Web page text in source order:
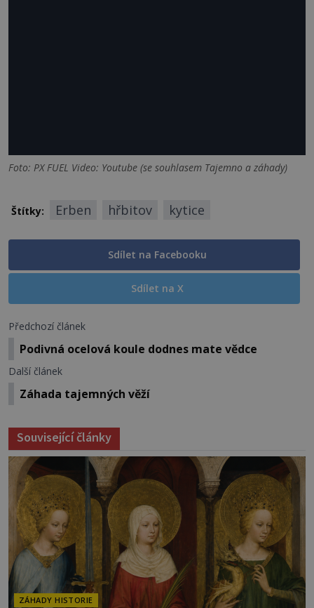
Foto: PX FUEL Video: Youtube (se souhlasem Tajemno a záhady)
Štítky: Erben hřbitov kytice
Sdílet na Facebooku
Sdílet na X
Předchozí článek
Podivná ocelová koule dodnes mate vědce
Další článek
Záhada tajemných věží
Související články
ZÁHADY HISTORIE